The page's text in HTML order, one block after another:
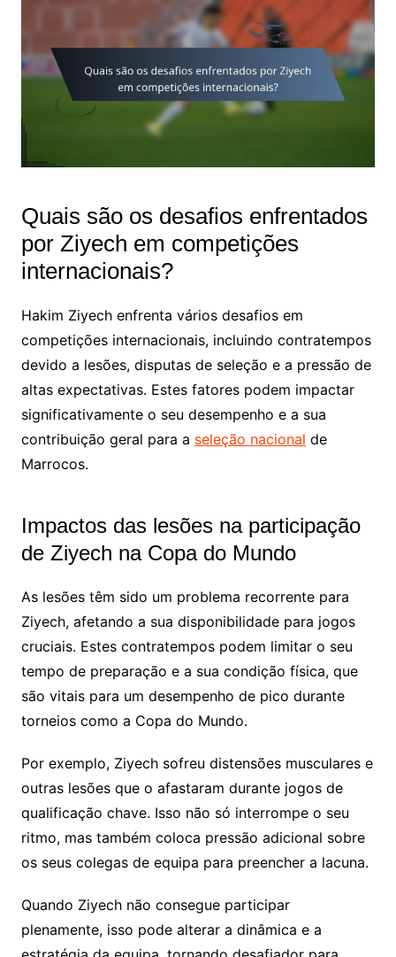
Quais são os desafios enfrentados
por Ziyech em competições
internacionais?
Hakim Ziyech enfrenta vários desafios em
competições internacionais, incluindo contratempos
devido a lesões, disputas de seleção e a pressão de
altas expectativas. Estes fatores podem impactar
significativamente o seu desempenho e a sua
contribuição geral para a seleção nacional de
Marrocos.
Impactos das lesões na participação
de Ziyech na Copa do Mundo
As lesões têm sido um problema recorrente para
Ziyech, afetando a sua disponibilidade para jogos
cruciais. Estes contratempos podem limitar o seu
tempo de preparação e a sua condição física, que
são vitais para um desempenho de pico durante
torneios como a Copa do Mundo.
Por exemplo, Ziyech sofreu distensões musculares e
outras lesões que o afastaram durante jogos de
qualificação chave. Isso não só interrompe o seu
ritmo, mas também coloca pressão adicional sobre
os seus colegas de equipa para preencher a lacuna.
Quando Ziyech não consegue participar
plenamente, isso pode alterar a dinâmica e a